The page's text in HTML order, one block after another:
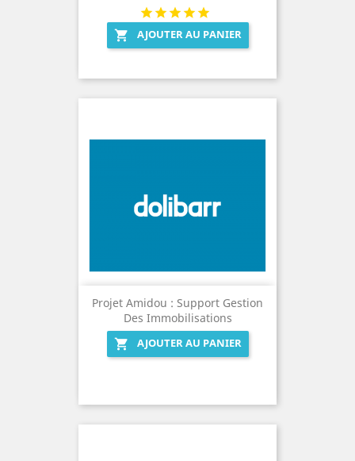
 AJOUTER AU PANIER
Projet Amidou : Support Gestion
Des Immobilisations

AJOUTER AU PANIER